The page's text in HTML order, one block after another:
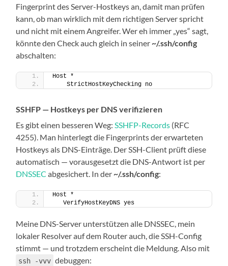
Fingerprint des Server-Hostkeys an, damit man prüfen
kann, ob man wirklich mit dem richtigen Server spricht
und nicht mit einem Angreifer. Wer eh immer „yes“ sagt,
könnte den Check auch gleich in seiner~/.ssh/config
abschalten:
Host *
    StrictHostKeyChecking no
SSHFP — Hostkeys per DNS verifizieren
Es gibt einen besseren Weg:SSHFP-Records (RFC
4255). Man hinterlegt die Fingerprints der erwarteten
Hostkeys als DNS-Einträge. Der SSH-Client prüft diese
automatisch — vorausgesetzt die DNS-Antwort ist per
DNSSEC abgesichert. In der~/.ssh/config:
Host *
   VerifyHostKeyDNS yes
Meine DNS-Server unterstützen alle DNSSEC, mein
lokaler Resolver auf dem Router auch, die SSH-Config
stimmt — und trotzdem erscheint die Meldung. Also mit
ssh -vvv debuggen: